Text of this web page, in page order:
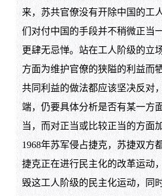
来，苏共官僚没有开除中国的工
们对付中国的手段并不稍微正当
更肆无忌惮。站在工人阶级的立
方面为维护官僚的狭隘的利益而
共同利益的做法都应该坚决反对
端，仍要具体分析是否有某一方
当，而对正当或比较正当的方面
1968年苏军侵占捷克，苏捷双方
捷克正在进行民主化的改革运动
毁这工人阶级的民主化运动，同